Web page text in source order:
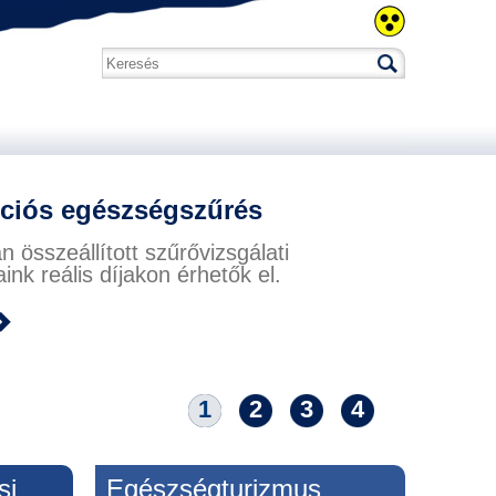
egészségszűrés
összeállított szűrővizsgálati
reális díjakon érhetők el.
1 2 3 4
Egészségturizmus